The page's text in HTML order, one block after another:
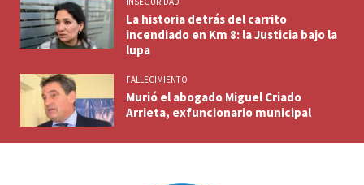
La historia detrás del carrito
incendiado en Km 8: la Justicia bajo la
lupa
FALLECIMIENTO
Murió el abogado Miguel Criado
Arrieta, exfuncionario municipal